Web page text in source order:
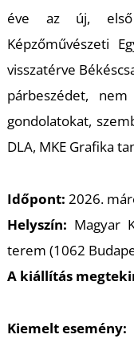
éve az új, első
Képzőművészeti
visszatérve
párbeszédet,
gondolatokat,
DLA, MKE Grafika
Időpont: 2026.
Helyszín: Magyar
terem (1062
A kiállítás
Kiemelt esemény: